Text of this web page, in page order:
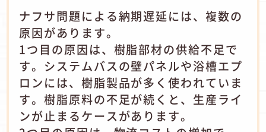
ナフサ問題による納期遅延には、複数の
原因があります。
1つ目の原因は、樹脂部材の供給不足で
す。システムバスの壁パネルや浴槽エプ
ロンには、樹脂製品が多く使われていま
す。樹脂原料の不足が続くと、生産ライ
ンが止まるケースがあります。